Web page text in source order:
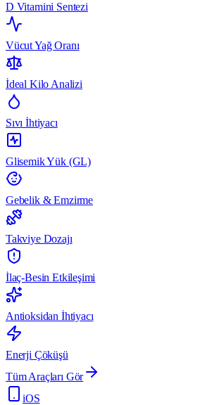
D Vitamini Sentezi
Vücut Yağ Oranı
İdeal Kilo Analizi
Sıvı İhtiyacı
Glisemik Yük (GL)
Gebelik & Emzirme
Takviye Dozajı
İlaç-Besin Etkileşimi
Antioksidan İhtiyacı
Enerji Çöküşü
Tüm Araçları Gör
iOS